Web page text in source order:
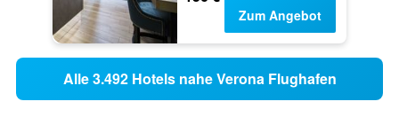
Zum Angebot
Alle 3.492 Hotels nahe Verona Flughafen